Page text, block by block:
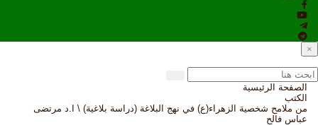
×
الصفحة الرئيسية
الكتب
من ملامح شخصية الزهراء(ع) في نهج البلاغة (دراسة بلاغية) \ ا.د مرتضى
عباس فالح